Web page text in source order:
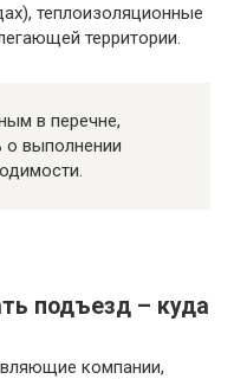
теплоизоляционные
территории.
в перечне,
о выполнении
подъезд – куда
компании,